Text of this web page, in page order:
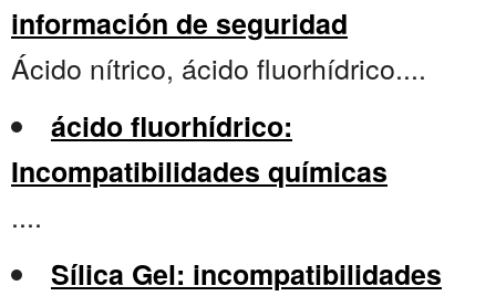
información de seguridad
Ácido nítrico, ácido fluorhídrico....
ácido fluorhídrico:
Incompatibilidades químicas
....
Sílica Gel: incompatibilidades